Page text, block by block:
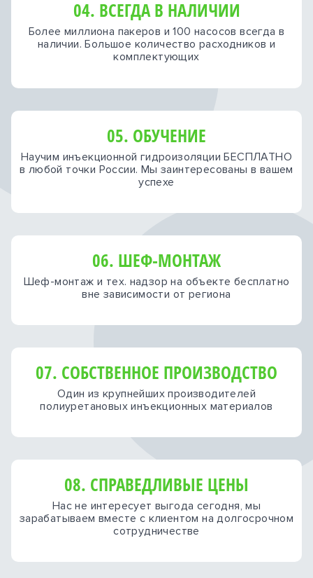
04. ВСЕГДА В НАЛИЧИИ
Более миллиона пакеров и 100 насосов всегда в
наличии. Большое количество расходников и
комплектующих
05. ОБУЧЕНИЕ
Научим инъекционной гидроизоляции БЕСПЛАТНО
в любой точки России. Мы заинтересованы в вашем
успехе
06. ШЕФ-МОНТАЖ
Шеф-монтаж и тех. надзор на объекте бесплатно
вне зависимости от региона
07. СОБСТВЕННОЕ ПРОИЗВОДСТВО
Один из крупнейших производителей
полиуретановых инъекционных материалов
08. СПРАВЕДЛИВЫЕ ЦЕНЫ
Нас не интересует выгода сегодня, мы
зарабатываем вместе с клиентом на долгосрочном
сотрудничестве